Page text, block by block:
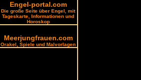
Engel-portal.com
Die große Seite über Engel, mit
Tageskarte, Informationen und
Horoskop
Meerjungfrauen.com
Orakel, Spiele und Malvorlagen